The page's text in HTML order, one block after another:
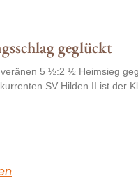
geglückt
5 ½:2 ½ Heimsieg
SV Hilden II ist der